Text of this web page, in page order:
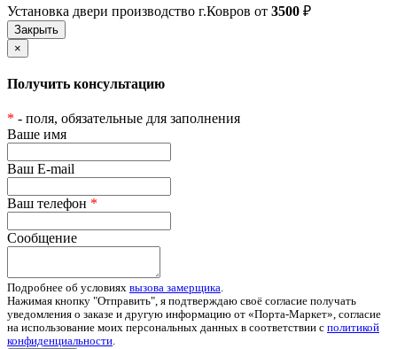
Установка двери производство г.Ковров от 3500 ₽
×
Получить консультацию
* - поля, обязательные для заполнения
Ваше имя
Ваш E-mail
Ваш телефон *
Сообщение
Подробнее об условиях вызова замерщика.
Нажимая кнопку "Отправить", я подтверждаю своё согласие получать
уведомления о заказе и другую информацию от «Порта-Маркет», согласие
на использование моих персональных данных в соответствии с политикой
конфиденциальности.